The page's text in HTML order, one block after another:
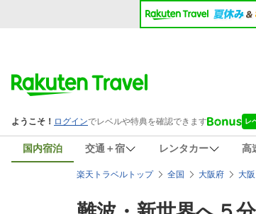
国内宿泊 交通＋宿 レンタカー 高
楽天トラベルトップ 全国 大阪府 大阪